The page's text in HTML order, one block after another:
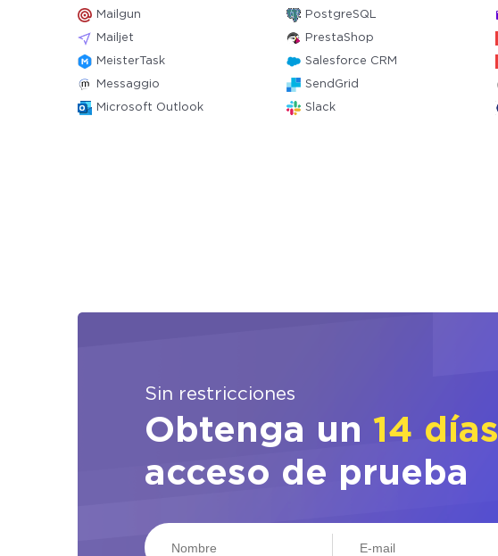
Mailgun PostgreSQL
Mailjet PrestaShop
MeisterTask Salesforce CRM
Messaggio SendGrid
Microsoft Outlook Slack
Sin restricciones
Obtenga un 14 días
acceso de prueba